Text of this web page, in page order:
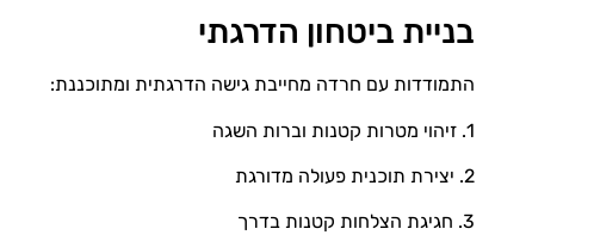
בניית ביטחון הדרגתי
התמודדות עם חרדה מחייבת גישה הדרגתית ומתוכננת:
1. זיהוי מטרות קטנות וברות השגה
2. יצירת תוכנית פעולה מדורגת
3. חגיגת הצלחות קטנות בדרך